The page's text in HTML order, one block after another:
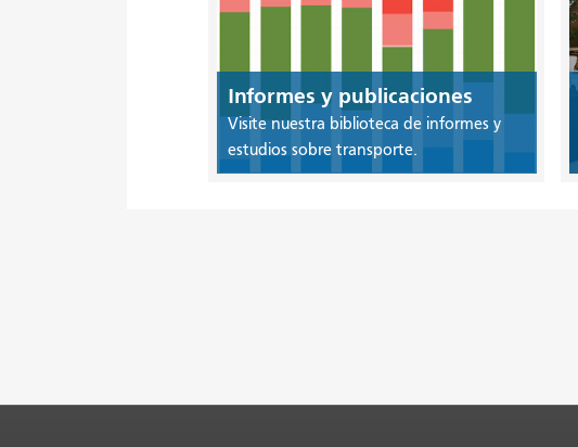
Informes y publicaciones
Visite nuestra biblioteca de informes y
estudios sobre transporte.